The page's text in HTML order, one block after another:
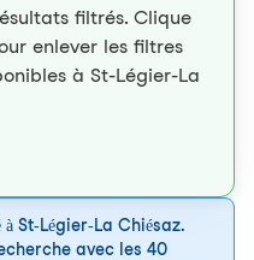
filtrés. Clique
enlever les filtres
à St-Légier-La
St-Légier-La Chiésaz.
avec les 40